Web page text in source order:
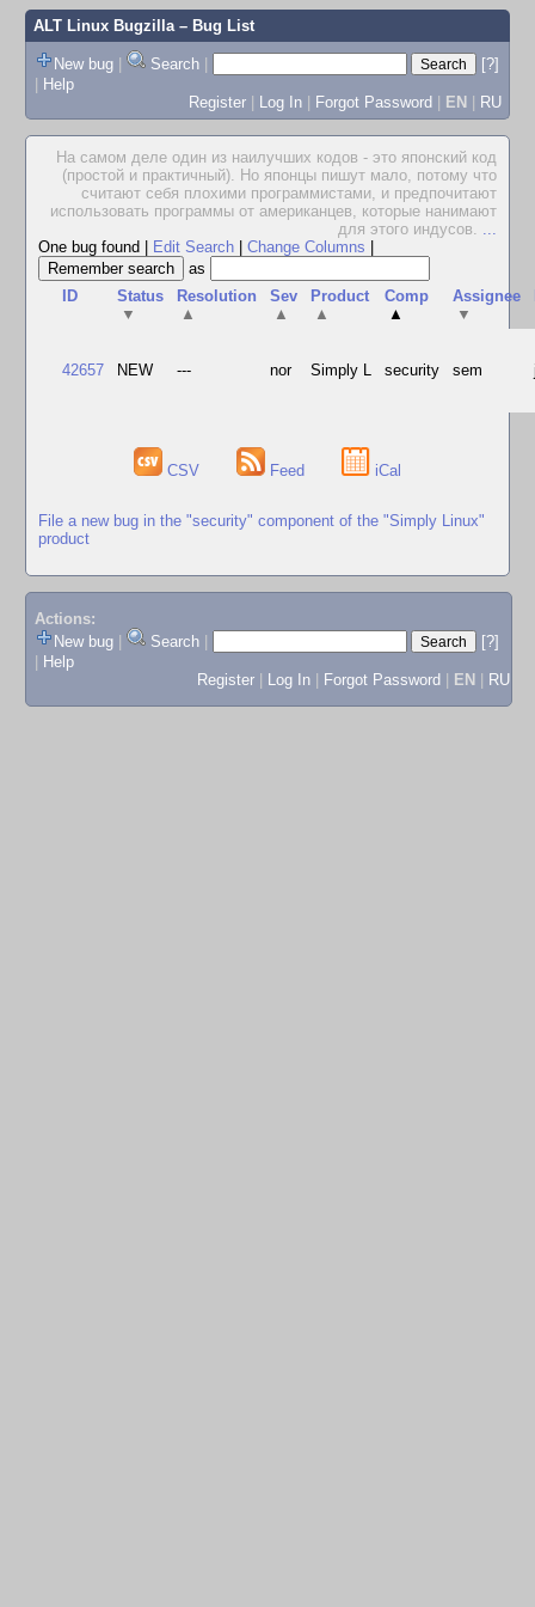
ALT Linux Bugzilla– Bug List
New bug | Search |
[?]
| Help
Register | Log In | Forgot Password | EN | RU
На самом деле один из наилучших кодов - это японский код
(простой и практичный). Но японцы пишут мало, потому что
считают себя плохими программистами, и предпочитают
использовать программы от американцев, которые нанимают
для этого индусов. ...
One bug found
Edit Search Change Columns
as
ID
Status
▼
Resolution
▲
Sev
▲
Product
▲
Comp
▲
Assignee
▼
42657 NEW --- nor Simply L security sem
CSV Feed iCal
File a new bug in the "security" component of the "Simply Linux"
product
Actions:
New bug
Search
[?]
Help
Register
Log In Forgot Password EN RU